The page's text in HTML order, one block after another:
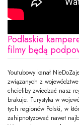
Podlaskie
filmy będą
Youtubowy kanał
związanych z
chcieliby zwiedzać nasz
brakuje. Turystyka w
tych regionów Polski, w
zahipnotyzować nawet